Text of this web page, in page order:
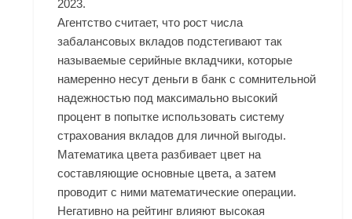
2023.
Агентство считает, что рост числа
забалансовых вкладов подстегивают так
называемые серийные вкладчики, которые
намеренно несут деньги в банк с сомнительной
надежностью под максимально высокий
процент в попытке использовать систему
страхования вкладов для личной выгоды.
Математика цвета разбивает цвет на
составляющие основные цвета, а затем
проводит с ними математические операции.
Негативно на рейтинг влияют высокая